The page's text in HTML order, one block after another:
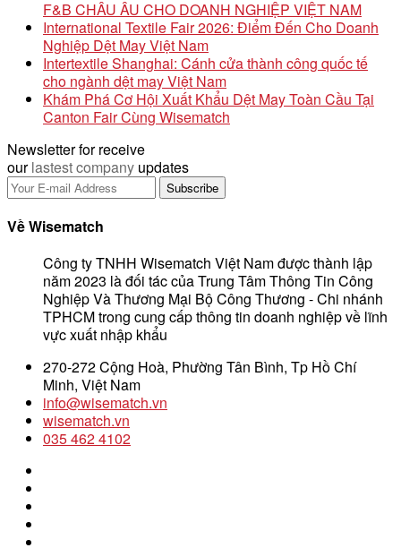
F&B CHÂU ÂU CHO DOANH NGHIỆP VIỆT NAM
International Textile Fair 2026: Điểm Đến Cho Doanh
Nghiệp Dệt May Việt Nam
Intertextile Shanghai: Cánh cửa thành công quốc tế
cho ngành dệt may Việt Nam
Khám Phá Cơ Hội Xuất Khẩu Dệt May Toàn Cầu Tại
Canton Fair Cùng Wisematch
Newsletter for receive
ourlastest company updates
Về Wisematch
Công ty TNHH Wisematch Việt Nam được thành lập
năm 2023 là đối tác của Trung Tâm Thông Tin Công
Nghiệp Và Thương Mại Bộ Công Thương - Chi nhánh
TPHCM trong cung cấp thông tin doanh nghiệp về lĩnh
vực xuất nhập khẩu
270-272 Cộng Hoà, Phường Tân Bình, Tp Hồ Chí
Minh, Việt Nam
info@wisematch.vn
wisematch.vn
035 462 4102